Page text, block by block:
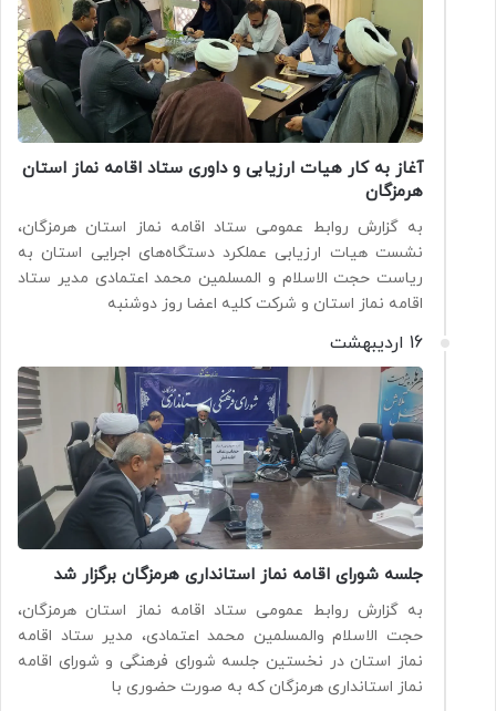
آغاز به کار هیات ارزیابی و داوری ستاد اقامه نماز استان
هرمزگان
به گزارش روابط عمومی ستاد اقامه نماز استان هرمزگان،
نشست هیات ارزیابی عملکرد دستگاه‌های اجرایی استان به
ریاست حجت الاسلام و المسلمین محمد اعتمادی مدیر ستاد
اقامه نماز استان و شرکت کلیه اعضا روز دوشنبه
16 اردیبهشت
جلسه شورای اقامه نماز استانداری هرمزگان برگزار شد
به گزارش روابط عمومی ستاد اقامه نماز استان هرمزگان،
حجت الاسلام والمسلمین محمد اعتمادی، مدیر ستاد اقامه
نماز استان در نخستین جلسه شورای فرهنگی و شورای اقامه
نماز استانداری هرمزگان که به صورت حضوری با